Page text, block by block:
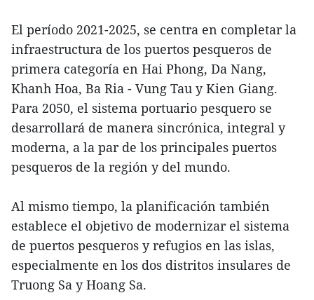
El período 2021-2025, se centra en completar la
infraestructura de los puertos pesqueros de
primera categoría en Hai Phong, Da Nang,
Khanh Hoa, Ba Ria - Vung Tau y Kien Giang.
Para 2050, el sistema portuario pesquero se
desarrollará de manera sincrónica, integral y
moderna, a la par de los principales puertos
pesqueros de la región y del mundo.
Al mismo tiempo, la planificación también
establece el objetivo de modernizar el sistema
de puertos pesqueros y refugios en las islas,
especialmente en los dos distritos insulares de
Truong Sa y Hoang Sa.